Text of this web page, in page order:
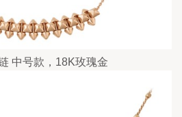
中号款，18K玫瑰金